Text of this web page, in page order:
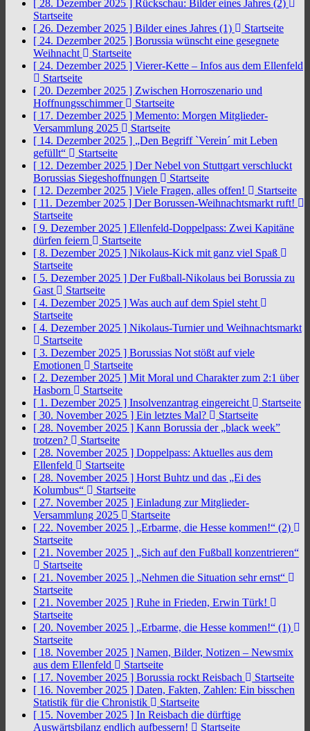
[ 28. Dezember 2025 ] Rückschau: Bilder eines Jahres (2)
Startseite
[ 26. Dezember 2025 ] Bilder eines Jahres (1)
Startseite
[ 24. Dezember 2025 ] Borussia wünscht eine gesegnete
Weihnacht
Startseite
[ 24. Dezember 2025 ] Vierer-Kette – Infos aus dem Ellenfeld
Startseite
[ 20. Dezember 2025 ] Zwischen Horroszenario und
Hoffnungsschimmer
Startseite
[ 17. Dezember 2025 ] Memento: Morgen Mitglieder-
Versammlung 2025
Startseite
[ 14. Dezember 2025 ] „Den Begriff `Verein´ mit Leben
gefüllt“
Startseite
[ 12. Dezember 2025 ] Der Nebel von Stuttgart verschluckt
Borussias Siegeshoffnungen
Startseite
[ 12. Dezember 2025 ] Viele Fragen, alles offen!
Startseite
[ 11. Dezember 2025 ] Der Borussen-Weihnachtsmarkt ruft!
Startseite
[ 9. Dezember 2025 ] Ellenfeld-Doppelpass: Zwei Kapitäne
dürfen feiern
Startseite
[ 8. Dezember 2025 ] Nikolaus-Kick mit ganz viel Spaß
Startseite
[ 5. Dezember 2025 ] Der Fußball-Nikolaus bei Borussia zu
Gast
Startseite
[ 4. Dezember 2025 ] Was auch auf dem Spiel steht
Startseite
[ 4. Dezember 2025 ] Nikolaus-Turnier und Weihnachtsmarkt
Startseite
[ 3. Dezember 2025 ] Borussias Not stößt auf viele
Emotionen
Startseite
[ 2. Dezember 2025 ] Mit Moral und Charakter zum 2:1 über
Hasborn
Startseite
[ 1. Dezember 2025 ] Insolvenzantrag eingereicht
Startseite
[ 30. November 2025 ] Ein letztes Mal?
Startseite
[ 28. November 2025 ] Kann Borussia der „black week”
trotzen?
Startseite
[ 28. November 2025 ] Doppelpass: Aktuelles aus dem
Ellenfeld
Startseite
[ 28. November 2025 ] Horst Buhtz und das „Ei des
Kolumbus“
Startseite
[ 27. November 2025 ] Einladung zur Mitglieder-
Versammlung 2025
Startseite
[ 22. November 2025 ] „Erbarme, die Hesse kommen!“ (2)
Startseite
[ 21. November 2025 ] „Sich auf den Fußball konzentrieren“
Startseite
[ 21. November 2025 ] „Nehmen die Situation sehr ernst“
Startseite
[ 21. November 2025 ] Ruhe in Frieden, Erwin Türk!
Startseite
[ 20. November 2025 ] „Erbarme, die Hesse kommen!“ (1)
Startseite
[ 18. November 2025 ] Namen, Bilder, Notizen – Newsmix
aus dem Ellenfeld
Startseite
[ 17. November 2025 ] Borussia rockt Reisbach
Startseite
[ 16. November 2025 ] Daten, Fakten, Zahlen: Ein bisschen
Statistik für die Chronistik
Startseite
[ 15. November 2025 ] In Reisbach die dürftige
Auswärtsbilanz endlich aufbessern!
Startseite